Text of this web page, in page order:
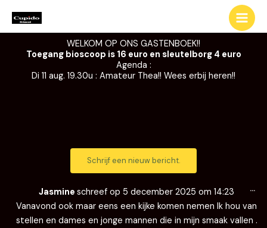
naar
de
WELKOM OP ONS GASTENBOEK!!
Toegang bioscoop is 16 euro en sleutelborg 4 euro
Agenda :
Di 11 aug. 19.30u : Amateur Thea!! Wees erbij heren!!
Jasmine schreef op 5 december 2025 om 14:23
Vanavond ook maar eens een kijke komen nemen Ik hou van
stellen en dames en jonge mannen die in mijn smaak vallen .
…